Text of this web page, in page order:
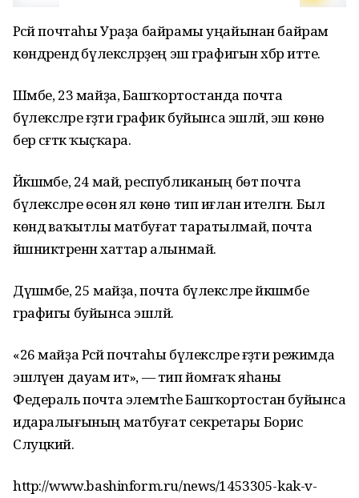
Рәсәй почтаһы Ураҙа байрамы уңайынан байрам
көндәрендә бүлексәләрҙең эш графигын хәбәр итте.
Шәмбе, 23 майҙа, Башҡортостанда почта
бүлексәләре ғәҙәти график буйынса эшләй, эш көнө
бер сәғәткә ҡыҫҡара.
Йәкшәмбе, 24 май, республиканың бөтә почта
бүлексәләре өсөн ял көнө тип иғлан ителгән. Был
көндә ваҡытлы матбуғат таратылмай, почта
йәшниктәренән хаттар алынмай.
Дүшәмбе, 25 майҙа, почта бүлексәләре йәкшәмбе
графигы буйынса эшләй.
«26 майҙа Рәсәй почтаһы бүлексәләре ғәҙәти режимда
эшләүен дауам итә», — тип йомғаҡ яһаны
Федераль почта элемтәһе Башҡортостан буйынса
идаралығының матбуғат секретары Борис
Слуцкий.
http://www.bashinform.ru/news/1453305-kak-v-